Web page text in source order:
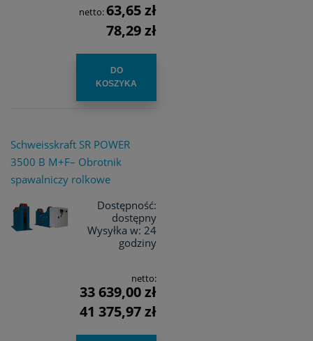
netto:63,65 zł
78,29 zł
DO
KOSZYKA
Schweisskraft SR POWER
3500 B M+F– Obrotnik
spawalniczy rolkowe
Dostępność:
dostępny
Wysyłka w: 24
godziny
netto:
33 639,00 zł
41 375,97 zł